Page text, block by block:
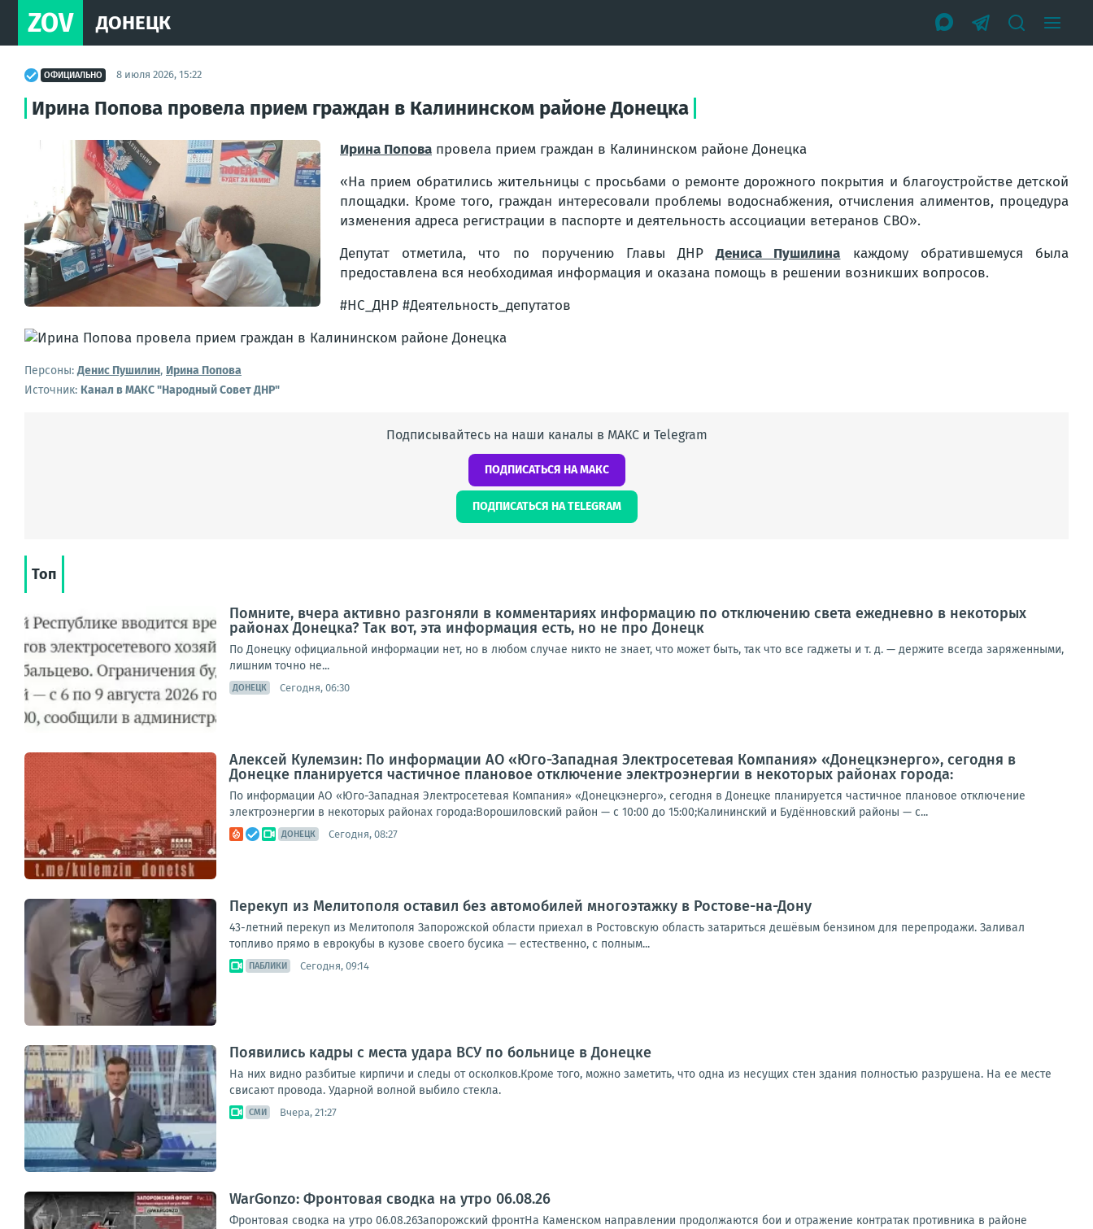
ZOV ДОНЕЦК
ОФИЦИАЛЬНО 8 июля 2026, 15:22
Ирина Попова провела прием граждан в Калининском районе Донецка
Ирина Попова провела прием граждан в Калининском районе Донецка
«На прием обратились жительницы с просьбами о ремонте дорожного покрытия и благоустройстве детской
площадки. Кроме того, граждан интересовали проблемы водоснабжения, отчисления алиментов, процедура
изменения адреса регистрации в паспорте и деятельность ассоциации ветеранов СВО».
Депутат отметила, что по поручению Главы ДНРДениса Пушилина каждому обратившемуся была
предоставлена вся необходимая информация и оказана помощь в решении возникших вопросов.
#НС_ДНР #Деятельность_депутатов
Персоны: Денис Пушилин, Ирина Попова
Источник: Канал в МАКС "Народный Совет ДНР"
Подписывайтесь на наши каналы в МАКС и Telegram
ПОДПИСАТЬСЯ НА МАКС
ПОДПИСАТЬСЯ НА TELEGRAM
Топ
Помните, вчера активно разгоняли в комментариях информацию по отключению света ежедневно в некоторых
районах Донецка? Так вот, эта информация есть, но не про Донецк
По Донецку официальной информации нет, но в любом случае никто не знает, что может быть, так что все гаджеты и т. д. — держите всегда заряженными,
лишним точно не...
ДОНЕЦК Сегодня, 06:30
Алексей Кулемзин: По информации АО «Юго-Западная Электросетевая Компания» «Донецкэнерго», сегодня в
Донецке планируется частичное плановое отключение электроэнергии в некоторых районах города:
По информации АО «Юго-Западная Электросетевая Компания» «Донецкэнерго», сегодня в Донецке планируется частичное плановое отключение
электроэнергии в некоторых районах города:Ворошиловский район — с 10:00 до 15:00;Калининский и Будённовский районы — с...
ДОНЕЦК Сегодня, 08:27
Перекуп из Мелитополя оставил без автомобилей многоэтажку в Ростове-на-Дону
43-летний перекуп из Мелитополя Запорожской области приехал в Ростовскую область затариться дешёвым бензином для перепродажи. Заливал
топливо прямо в еврокубы в кузове своего бусика — естественно, с полным...
ПАБЛИКИ Сегодня, 09:14
Появились кадры с места удара ВСУ по больнице в Донецке
На них видно разбитые кирпичи и следы от осколков.Кроме того, можно заметить, что одна из несущих стен здания полностью разрушена. На ее месте
свисают провода. Ударной волной выбило стекла.
СМИ Вчера, 21:27
WarGonzo: Фронтовая сводка на утро 06.08.26
Фронтовая сводка на утро 06.08.26Запорожский фронтНа Каменском направлении продолжаются бои и отражение контратак противника в районе